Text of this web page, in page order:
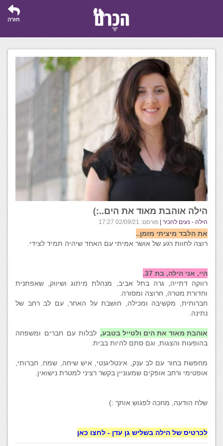
חזרה
הילה אוהבת מאוד את הים..:)
הילה - נעים להכיר | פורסם: 02/09/21 17:27
את הלבד מיציתי מזמן..
רוצה לחוות רגע של אושר אמיתי עם האחד שיהיה תמיד לצידי.
היי, אני הילה, בת 37.
רווקה דתייה, גרה בתל אביב, מנהלת מיתוג ושיווק, שאפתנית
וחדורת מטרה, חרוצה ומסורה.
חברותית, מקשיבה ומכילה, חושבת על האחר, עם לב רחב של
נתינה.
אוהבת מאוד את הים ולטייל בטבע, לבלות עם חברים ומשפחה
בהופעות והצגות, וגם סתם להיות בבית.
מחפשת בחור עם לב ענק, אינטליגנטי, איש שיחה, שמח, חברותי,
אופטימי ורחב אופקים שמעוניין בקשר רציני למטרת נישואין.
שלח הודעה, מחכה לפגוש אותך :)
לכרטיס של הילה בשליש גן עדן - לחצו כאן